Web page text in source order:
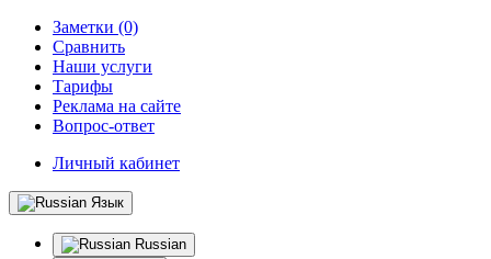
Заметки (0)
Сравнить
Наши услуги
Тарифы
Реклама на сайте
Вопрос-ответ
Личный кабинет
Язык
Russian